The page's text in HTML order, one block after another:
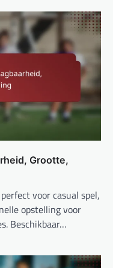
Grootte,
voor casual spel,
opstelling voor
Beschikbaar…